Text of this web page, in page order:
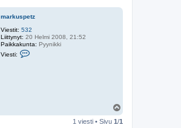
markuspetz
Viestit: 532
Liittynyt: 20 Helmi 2008, 21:52
Paikkakunta: Pyynikki
Viesti:
k
ö
1 viesti • Sivu 1 /1